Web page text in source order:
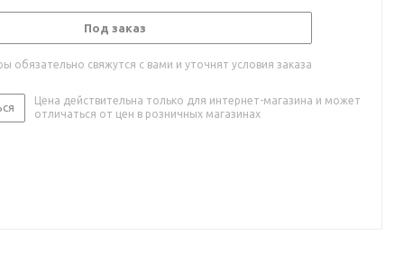
Под заказ
обязательно свяжутся с вами и уточнят условия заказа
Цена действительна только для интернет-магазина и может
отличаться от цен в розничных магазинах